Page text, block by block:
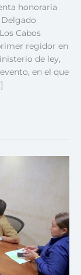
honoraria
Cabos
regidor en
de ley,
en el que